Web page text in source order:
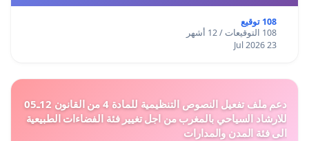
108 توقيع
108 التوقيعات / 12 أشهر
23 Jul 2026
دعم ملف تفعيل النصوص التنظيمية للمادة 4 من القانون 12ـ05
للارشاد السياحي بالمغرب من اجل تغيير فئة الفضاءات الطبيعية
الى فئة المدن والمدارات